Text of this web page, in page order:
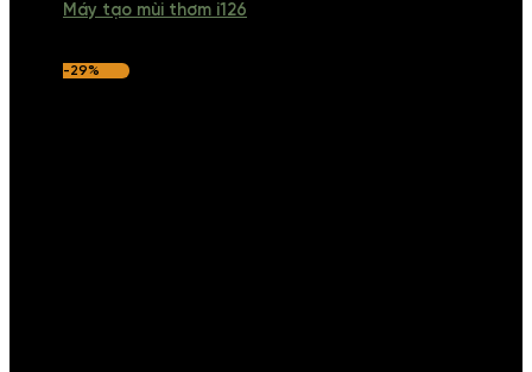
Máy tạo mùi thơm i126
-29%